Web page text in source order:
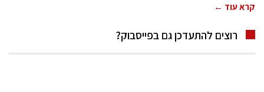
קרא עוד ←
רוצים להתעדכן גם בפייסבוק?